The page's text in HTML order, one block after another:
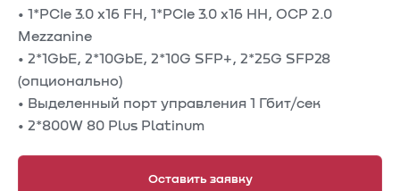
• 1*PCIe 3.0 x16 FH, 1*PCIe 3.0 x16 HH, OCP 2.0
Mezzanine
• 2*1GbE, 2*10GbE, 2*10G SFP+, 2*25G SFP28
(опционально)
• Выделенный порт управления 1 Гбит/сек
• 2*800W 80 Plus Platinum
Оставить заявку